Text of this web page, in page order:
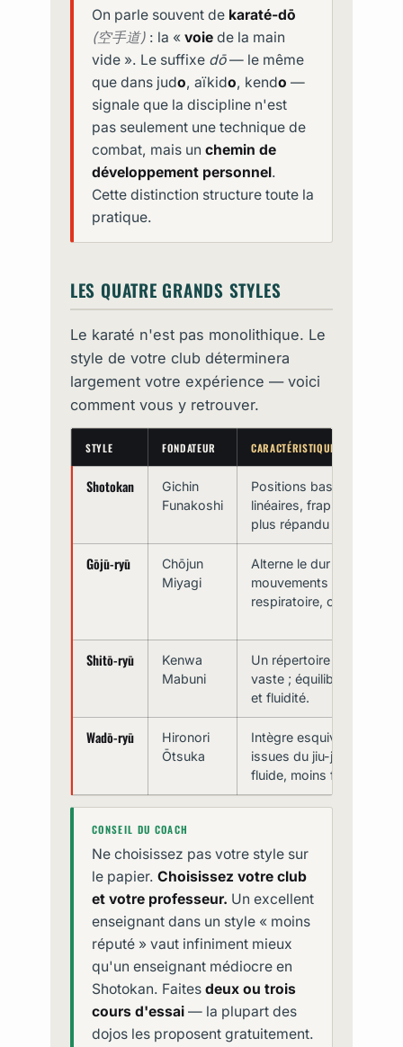
On parle souvent de karaté-dō
(空手道): la « voiede la main
vide ». Le suffixe dō— le même
que dans judo, aïkido, kendo —
signale que la discipline n'est
pas seulement une technique de
combat, mais un chemin de
développement personnel.
Cette distinction structure toute la
pratique.
LES QUATRE GRANDS STYLES
Le karaté n'est pas monolithique. Le
style de votre club déterminera
largement votre expérience — voici
comment vous y retrouver.
STYLE FONDATEUR CARACTÉRISTIQUES
Shotokan
Gichin
Funakoshi
Positions basses,
linéaires, frappes
plus répandu au monde.
Gōjū-ryū
Chōjun
Miyagi
Alterne le dur et le
mouvements circulaires,
respiratoire, combat
Shitō-ryū
Kenwa
Mabuni
Un répertoire de katas
vaste ; équilibre entre
et fluidité.
Wadō-ryū
Hironori
Ōtsuka
Intègre esquives et
issues du jiu-jitsu
fluide, moins frontal.
CONSEIL DU COACH
Ne choisissez pas votre style sur
le papier. Choisissez votre club
et votre professeur. Un excellent
enseignant dans un style « moins
réputé » vaut infiniment mieux
qu'un enseignant médiocre en
Shotokan. Faites deux ou trois
cours d'essai— la plupart des
dojos les proposent gratuitement.